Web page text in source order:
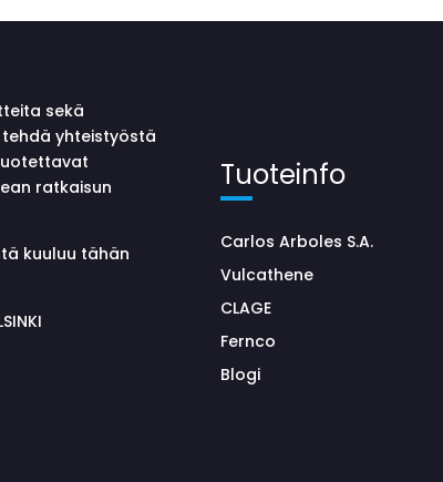
sekä
yhteistyöstä
ratkaisun
kuuluu tähän
Tuoteinfo
Carlos Arboles S.A.
Vulcathene
CLAGE
Fernco
Blogi